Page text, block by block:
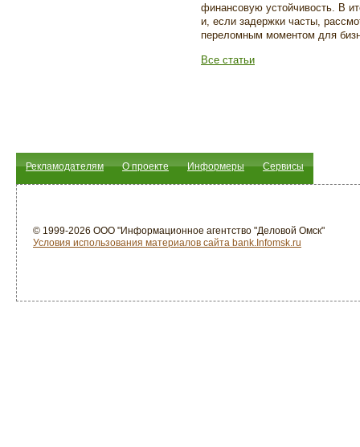
финансовую устойчивость. В
и, если задержки часты,
переломным моментом для
Все статьи
Рекламодателям О проекте Информеры Сервисы
© 1999-2026 ООО "Информационное агентство "Деловой Омск"
Условия использования материалов сайта bank.Infomsk.ru